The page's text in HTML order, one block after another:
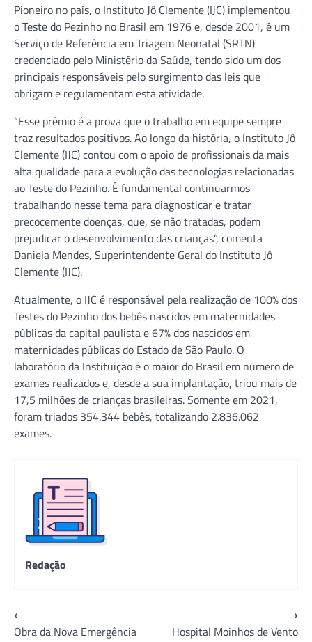
Pioneiro no país, o Instituto Jô Clemente (IJC) implementou
o Teste do Pezinho no Brasil em 1976 e, desde 2001, é um
Serviço de Referência em Triagem Neonatal (SRTN)
credenciado pelo Ministério da Saúde, tendo sido um dos
principais responsáveis pelo surgimento das leis que
obrigam e regulamentam esta atividade.
“Esse prêmio é a prova que o trabalho em equipe sempre
traz resultados positivos. Ao longo da história, o Instituto Jô
Clemente (IJC) contou com o apoio de profissionais da mais
alta qualidade para a evolução das tecnologias relacionadas
ao Teste do Pezinho. É fundamental continuarmos
trabalhando nesse tema para diagnosticar e tratar
precocemente doenças, que, se não tratadas, podem
prejudicar o desenvolvimento das crianças”, comenta
Daniela Mendes, Superintendente Geral do Instituto Jô
Clemente (IJC).
Atualmente, o IJC é responsável pela realização de 100% dos
Testes do Pezinho dos bebês nascidos em maternidades
públicas da capital paulista e 67% dos nascidos em
maternidades públicas do Estado de São Paulo. O
laboratório da Instituição é o maior do Brasil em número de
exames realizados e, desde a sua implantação, triou mais de
17,5 milhões de crianças brasileiras. Somente em 2021,
foram triados 354.344 bebês, totalizando 2.836.062
exames.
Redação
Navegação
⟵
Obra da Nova Emergência
Hospital Moinhos de Vento
⟶